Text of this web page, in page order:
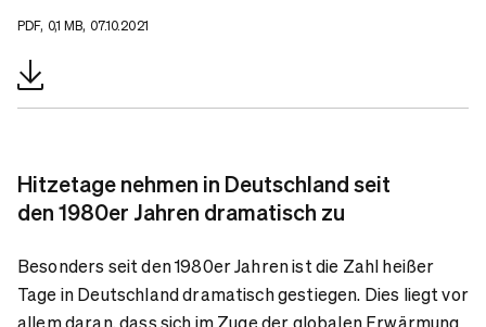
PDF, 0,1 MB, 07.10.2021
Hitzetage nehmen in Deutschland seit
den 1980er Jahren dramatisch zu
Besonders seit den 1980er Jahren ist die Zahl heißer
Tage in Deutschland dramatisch gestiegen. Dies liegt vor
allem daran, dass sich im Zuge der globalen Erwärmung